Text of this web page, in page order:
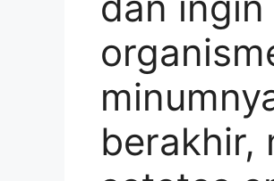
berakhir,